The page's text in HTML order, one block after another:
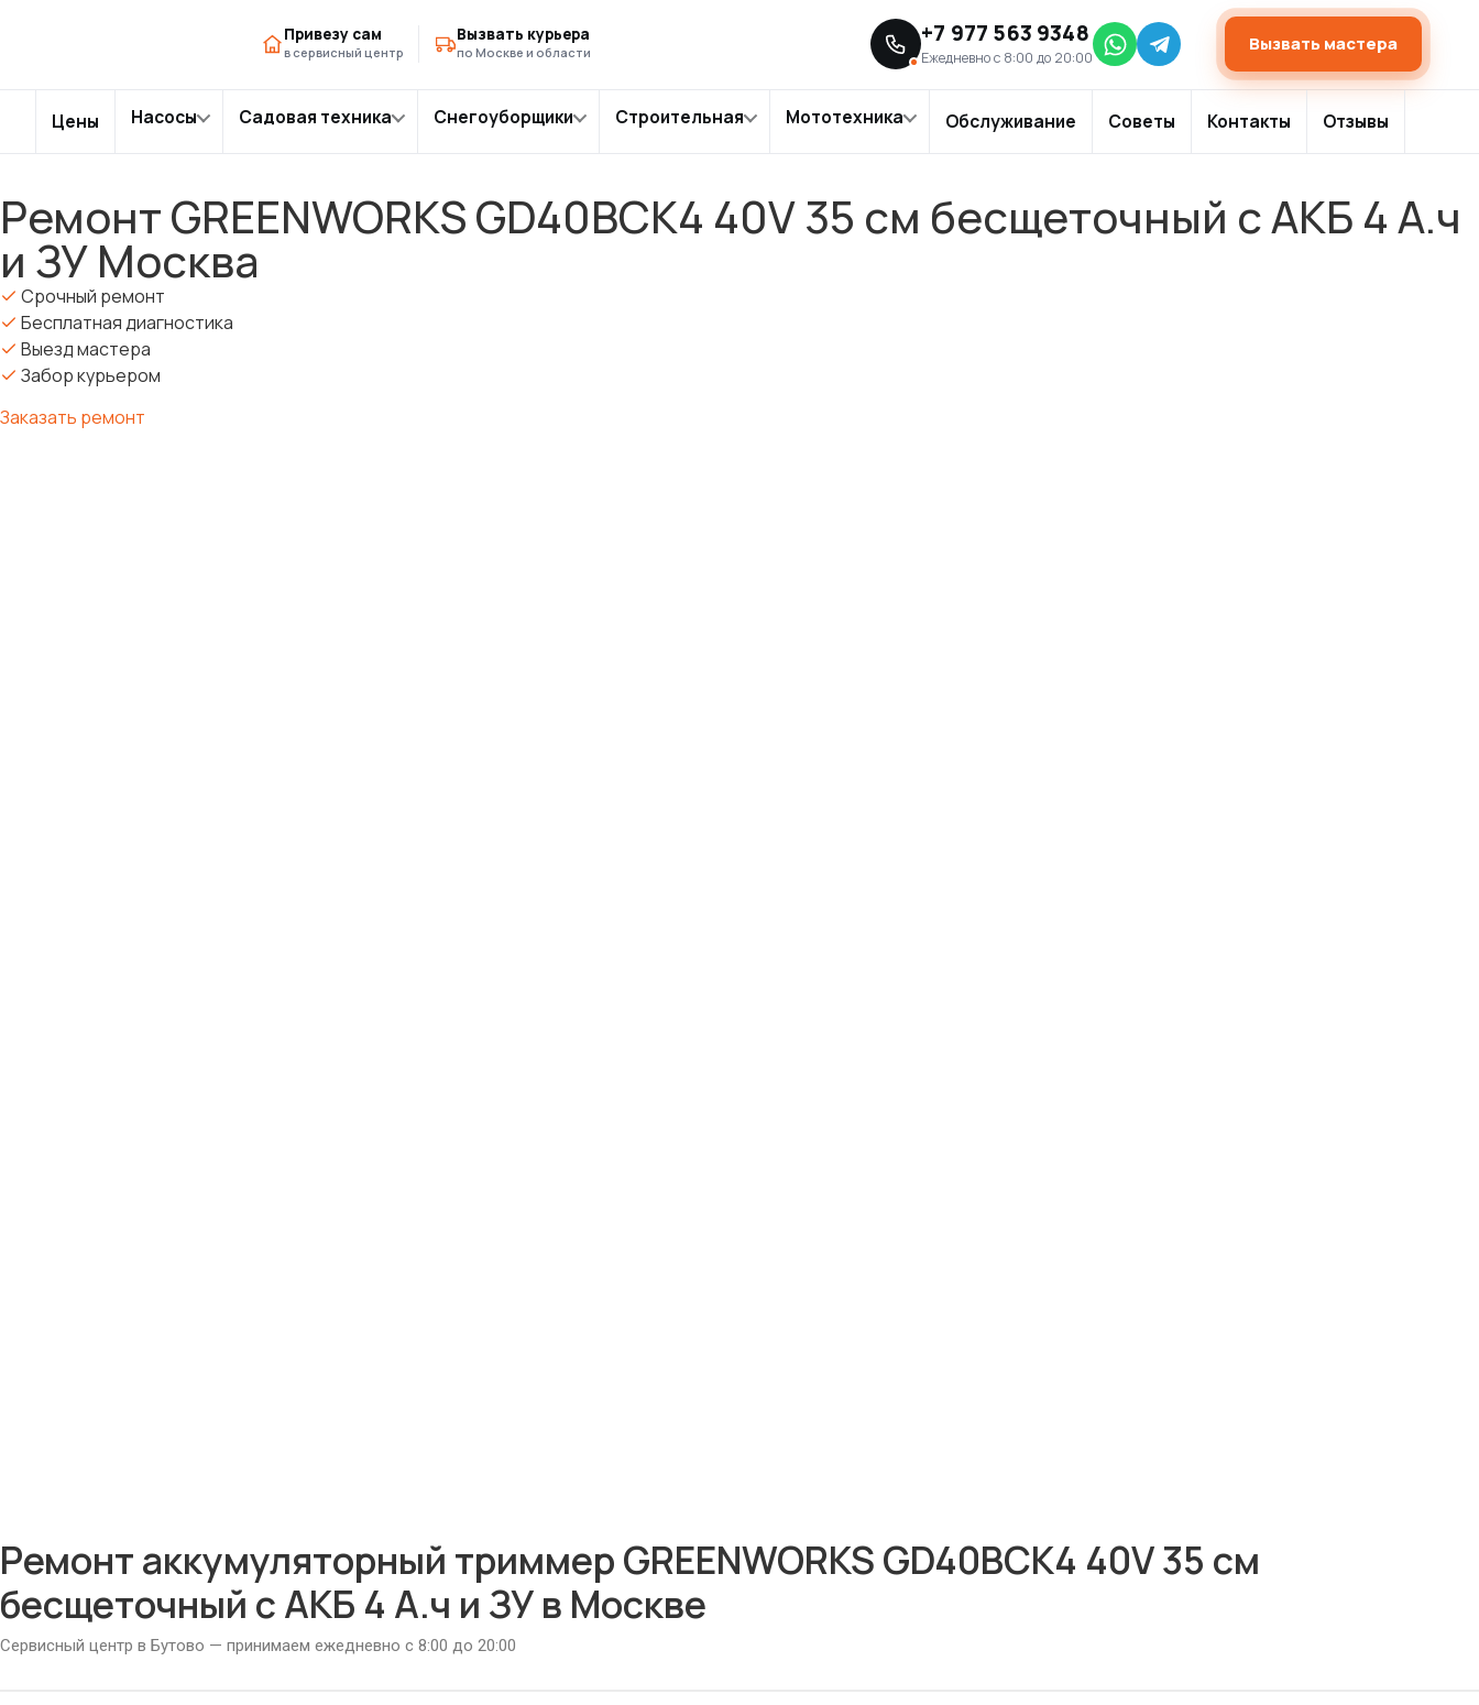
Ремонт GREENWORKS GD40BCK4 40V 35 см бесщеточный с АКБ 4 А.ч и ЗУ Москва
Привезу сам
в сервисный центр
Вызвать курьера
по Москве и области
+7 977 563 9348
Ежедневно с 8:00 до 20:00
Вызвать мастера
Цены Насосы Садовая техника Снегоуборщики Строительная Мототехника Обслуживание Советы Контакты Отзывы
Перейти
к
содержимому
Ремонт GREENWORKS GD40BCK4 40V 35 см бесщеточный с АКБ 4 А.ч
и ЗУ Москва
Срочный ремонт
Бесплатная диагностика
Выезд мастера
Забор курьером
Заказать ремонт
Ремонт аккумуляторный триммер GREENWORKS GD40BCK4 40V 35 см
бесщеточный с АКБ 4 А.ч и ЗУ в Москве
Сервисный центр в Бутово — принимаем ежедневно с 8:00 до 20:00